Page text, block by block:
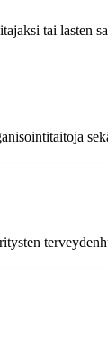
tai lasten